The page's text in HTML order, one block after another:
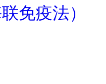
免疫法）